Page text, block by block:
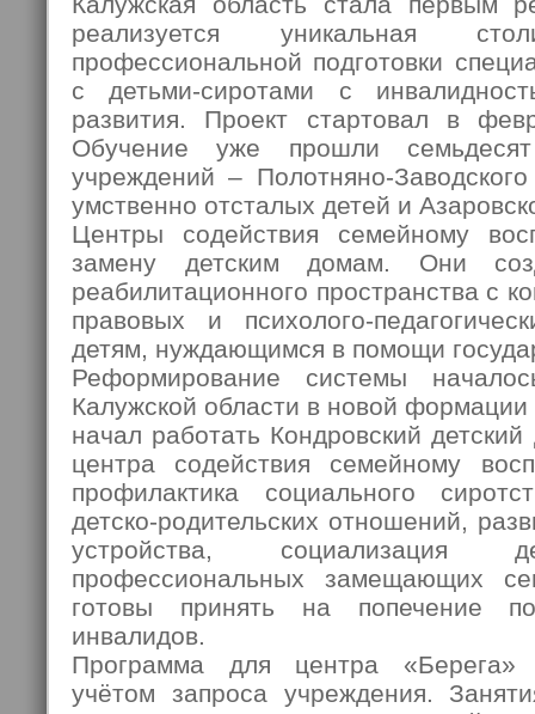
реализуется уникальная
профессиональной подготовки
с детьми-сиротами с
развития. Проект стартовал в
Обучение уже прошли
учреждений – Полотняно-
умственно отсталых детей и
Центры содействия семейному
замену детским домам. Они
реабилитационного пространства с
правовых и психолого-
детям, нуждающимся в помощи
Реформирование системы
Калужской области в новой
начал работать Кондровский
центра содействия семейному
профилактика социального
детско-родительских отношений,
устройства, социализация
профессиональных замещающих
готовы принять на попечение
инвалидов.
Программа для центра «Берега»
учётом запроса учреждения.